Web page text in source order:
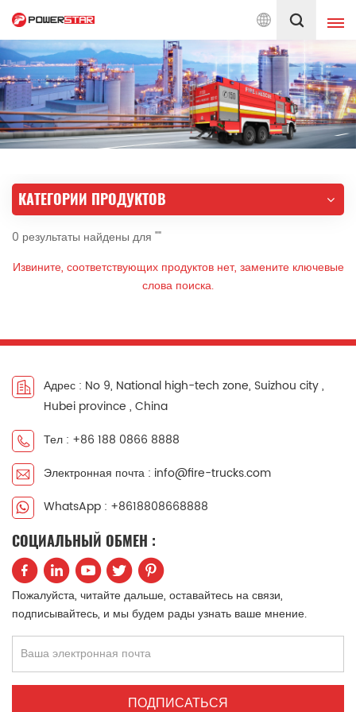
услуги по пожарным автомобилям с 1990 года Русский
English français
Deutsch русский
português
العربية
한국의 Türkçe
Tiếng Việt Indonesia
中文 қазақ
КАТЕГОРИИ ПРОДУКТОВ
0 результаты найдены для ""
Извините, соответствующих продуктов нет, замените ключевые
слова поиска.
Адрес : No 9, National high-tech zone, Suizhou city ,
Hubei province , China
Тел : +86 188 0866 8888
Электронная почта : info@fire-trucks.com
WhatsApp : +8618808668888
СОЦИАЛЬНЫЙ ОБМЕН :
Пожалуйста, читайте дальше, оставайтесь на связи,
подписывайтесь, и мы будем рады узнать ваше мнение.